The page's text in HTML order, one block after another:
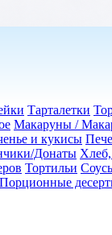
Тарталетки
Макаруны /
и кукисы
Донаты Хлеб,
Тортильи
Порционные